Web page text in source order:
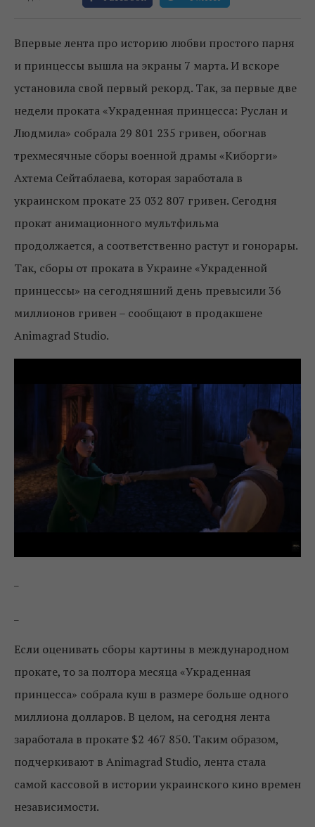
Впервые лента про историю любви простого парня
и принцессы вышла на экраны 7 марта. И вскоре
установила свой первый рекорд. Так, за первые две
недели проката «Украденная принцесса: Руслан и
Людмила» собрала 29 801 235 гривен, обогнав
трехмесячные сборы военной драмы «Киборги»
Ахтема Сейтаблаева, которая заработала в
украинском прокате 23 032 807 гривен. Сегодня
прокат анимационного мультфильма
продолжается, а соответственно растут и гонорары.
Так, сборы от проката в Украине «Украденной
принцессы» на сегодняшний день превысили 36
миллионов гривен – сообщают в продакшене
Animagrad Studio.
Если оценивать сборы картины в международном
прокате, то за полтора месяца «Украденная
принцесса» собрала куш в размере больше одного
миллиона долларов. В целом, на сегодня лента
заработала в прокате $2 467 850. Таким образом,
подчеркивают в Animagrad Studio, лента стала
самой кассовой в истории украинского кино времен
независимости.